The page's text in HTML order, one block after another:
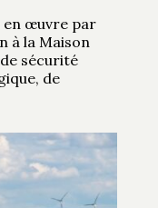
en œuvre par
à la Maison
sécurité
de